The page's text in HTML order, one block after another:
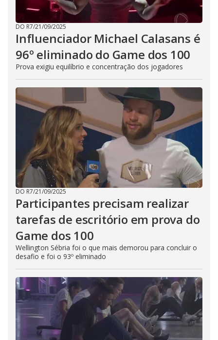
DO R7/21/09/2025
Influenciador Michael Calasans é
96º eliminado do Game dos 100
Prova exigiu equilíbrio e concentração dos jogadores
DO R7/21/09/2025
Participantes precisam realizar
tarefas de escritório em prova do
Game dos 100
Wellington Sébria foi o que mais demorou para concluir o
desafio e foi o 93º eliminado